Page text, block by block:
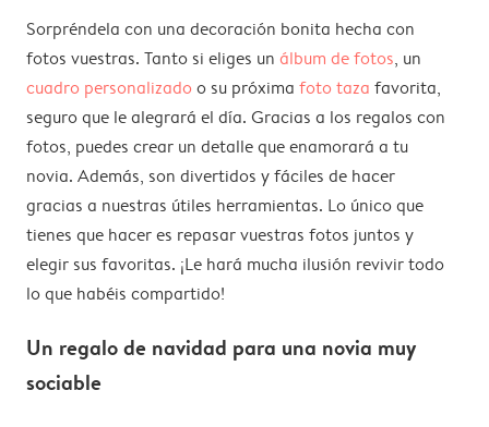
Sorpréndela con una decoración bonita hecha con
fotos vuestras. Tanto si eliges un álbum de fotos, un
cuadro personalizado o su próxima foto taza favorita,
seguro que le alegrará el día. Gracias a los regalos con
fotos, puedes crear un detalle que enamorará a tu
novia. Además, son divertidos y fáciles de hacer
gracias a nuestras útiles herramientas. Lo único que
tienes que hacer es repasar vuestras fotos juntos y
elegir sus favoritas. ¡Le hará mucha ilusión revivir todo
lo que habéis compartido!
Un regalo de navidad para una novia muy
sociable